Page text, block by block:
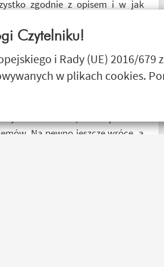
zakupy bo chłopaki wiedzą
Na pewno jeszcze wrócę, a
Czytelniku!
i Rady (UE) 2016/679
w plikach cookies.